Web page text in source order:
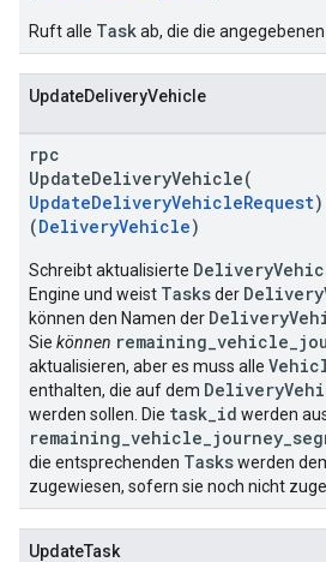
Ruft alle Taskab, die die
UpdateDeliveryVehicle
rpc
UpdateDeliveryVehicle(
UpdateDeliveryVehicleRequest
(DeliveryVehicle)
Schreibt aktualisierte
Engine und weist Tasksder
können den Namen der
Sie können
aktualisieren, aber es muss alle
enthalten, die auf dem
werden sollen. Die task_id werden
die entsprechenden Taskswerden
zugewiesen, sofern sie noch nicht
UpdateTask